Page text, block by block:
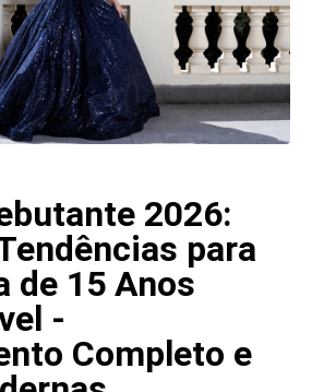
2026:
para
de 15 Anos
-
Completo e